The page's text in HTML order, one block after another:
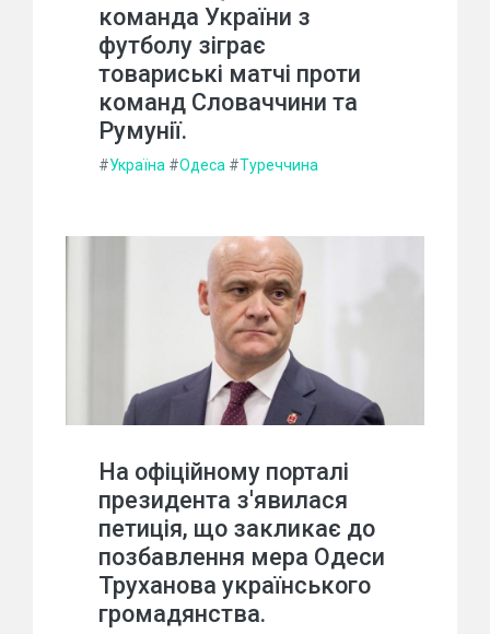
команда України з
футболу зіграє
товариські матчі проти
команд Словаччини та
Румунії.
#Україна #Одеса #Туреччина
На офіційному порталі
президента з'явилася
петиція, що закликає до
позбавлення мера Одеси
Труханова українського
громадянства.